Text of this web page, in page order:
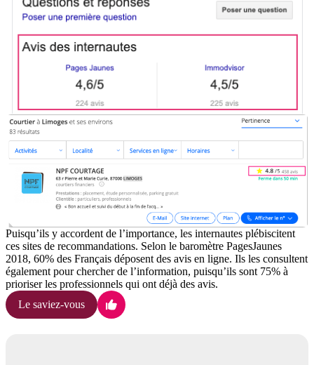
Puisqu’ils y accordent de l’importance, les internautes plébiscitent
ces sites de recommandations. Selon le baromètre PagesJaunes
2018, 60% des Français déposent des avis en ligne. Ils les consultent
également pour chercher de l’information, puisqu’ils sont 75% à
prioriser les professionnels qui ont déjà des avis.
Le saviez-vous